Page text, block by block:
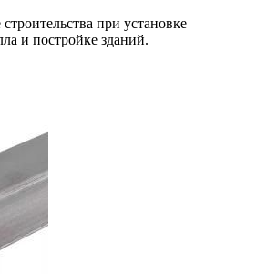
при установке
и постройке зданий.